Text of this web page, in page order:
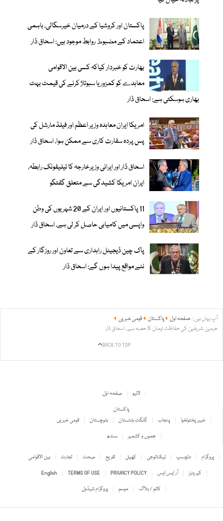
پاکستان اور کروشیا کے درمیان خیرسگالی، باہمی
اعتماد کے مضبوط روابط موجود ہیں: اسحاق ڈار
بھارت کو خبردار کیاکہ کسی بین الاقوامی
معاہدے کو کمزور یا سبوتاژ کرنے کی قیمت بہت
بھاری ہوسکتی ہے: اسحاق ڈار
امریکا ایران معاہدہ وزیر اعظم اور فیلڈ مارشل کی
پس پردہ سفارت کاری سے ممکن ہوا، اسحاق ڈار
اسحاق ڈار اور ایرانی وزیرخارجہ کا ٹیلیفونک رابطہ،
ایران امریکا کشیدگی سے متعلق گفتگو
11 پاکستانیوں اور ایران کے 20 شہریوں کی وطن
واپسی میں کامیابی حاصل کر لی ہے، اسحاق ڈار
پاک چین ڈیجیٹل راہداری سے تعاون اور روزگار کے
نئے مواقع پیدا ہوں گے: اسحاق ڈار
آپ یہاں ہیں: صفحہ اول پاکستان
قومی خبریں
حرمین شریفین کی حفاظت ایمان کا حصہ ہے، اسحاق ڈار
BACK TO TOP
صفحہ اول
لائیو
پاکستان
قومی خبریں
بلوچستان گلگت بلتستان پنجاب
خیبر پختونخوا
سندھ
جموں و کشمیر
بین الاقوامی تجارت صحت تفریح کھیل ٹیکنالوجی دلچسپ
پروگرام
English
TERMS OF USE PRIVACY POLICY آر ایس ایس
کیریئرز
پروگرام شیڈول
موسم کالم / بلاگ